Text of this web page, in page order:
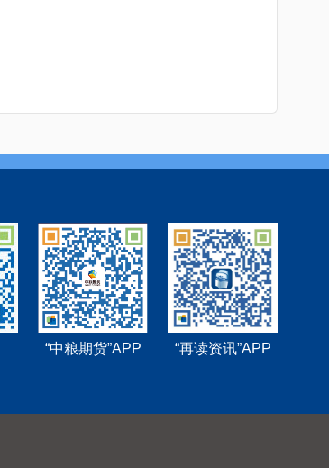
“中粮期货”APP “再读资讯”APP